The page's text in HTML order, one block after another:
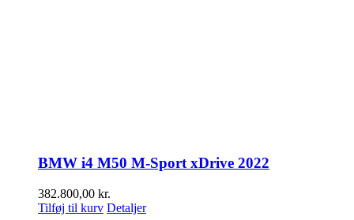
BMW i4 M50 M-Sport xDrive 2022
382.800,00 kr.
Tilføj til kurv Detaljer